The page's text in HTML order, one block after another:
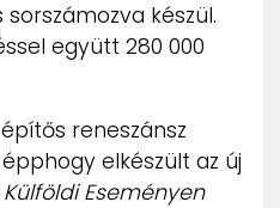
készül.
együtt 280 000
reneszánsz
elkészült az új
Eseményen